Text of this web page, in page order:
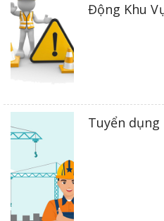
Động Khu
Tuyển dụng